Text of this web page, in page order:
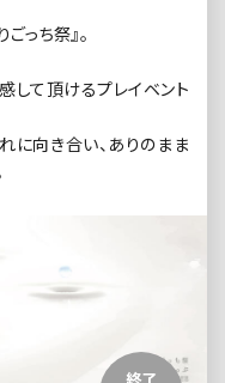
っち祭』。
して頂けるプレイベント
に向き合い、ありのまま